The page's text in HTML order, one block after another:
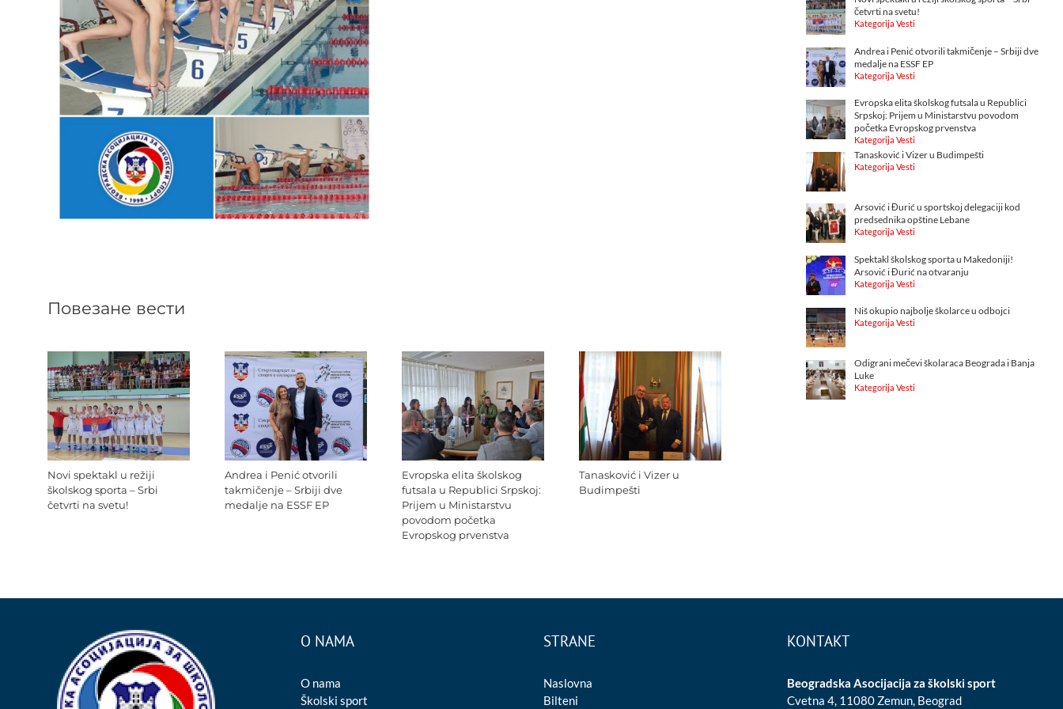
Повезане вести
Novi spektakl u režiji
školskog sporta – Srbi
četvrti na svetu!
Andrea i Penić otvorili
takmičenje – Srbiji dve
medalje na ESSF EP
Evropska elita školskog
futsala u Republici Srpskoj:
Prijem u Ministarstvu
povodom početka
Evropskog prvenstva
Tanasković i Vizer u
Budimpešti
četvrti na svetu!
Kategorija Vesti
Andrea i Penić otvorili takmičenje – Srbiji dve
medalje na ESSF EP
Kategorija Vesti
Evropska elita školskog futsala u Republici
Srpskoj: Prijem u Ministarstvu povodom
početka Evropskog prvenstva
Kategorija Vesti
Tanasković i Vizer u Budimpešti
Kategorija Vesti
Arsović i Đurić u sportskoj delegaciji kod
predsednika opštine Lebane
Kategorija Vesti
Spektakl školskog sporta u Makedoniji!
Arsović i Đurić na otvaranju
Kategorija Vesti
Niš okupio najbolje školarce u odbojci
Kategorija Vesti
Odigrani mečevi školaraca Beograda i Banja
Luke
Kategorija Vesti
O NAMA
O nama
Školski sport
STRANE
Naslovna
Bilteni
KONTAKT
Beogradska Asocijacija za školski sport
Cvetna 4, 11080 Zemun, Beograd